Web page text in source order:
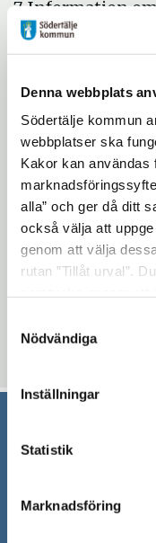
Denna webbplats
Södertälje kommun
webbplatser ska
Kakor kan
alla” och ger då ditt
också välja att
genom att välja
rutan ”Tillåt urval”.
"Visa detaljer" kan
hur vi och våra
Nödvändiga
Inställningar
Statistik
Marknadsföring
nytt
7. Information
idrottshall Mölnbo
9. Kontoret
10. Ärendebalans
11.
12.
13. Övriga frågor
thumb_up Ja
Besöksadress: